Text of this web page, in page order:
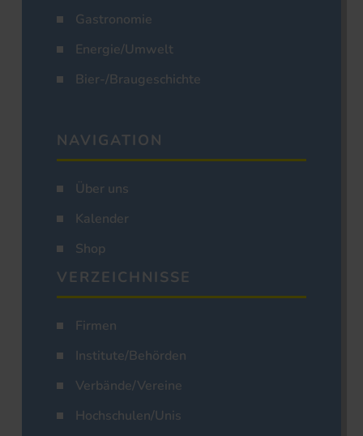
Gastronomie
Energie/Umwelt
Bier-/Braugeschichte
NAVIGATION
Über uns
Kalender
Shop
VERZEICHNISSE
Firmen
Institute/Behörden
Verbände/Vereine
Hochschulen/Unis